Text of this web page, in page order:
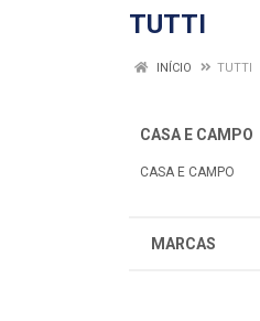
TUTTI
INÍCIO TUTTI
CASA E CAMPO
CASA E CAMPO
MARCAS